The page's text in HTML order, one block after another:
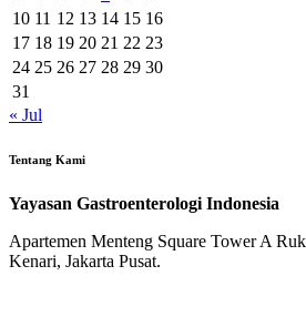
10 11 12 13 14 15 16
17 18 19 20 21 22 23
24 25 26 27 28 29 30
31
« Jul
Tentang Kami
Yayasan Gastroenterologi Indonesia
Apartemen Menteng Square Tower A
Kenari, Jakarta Pusat.